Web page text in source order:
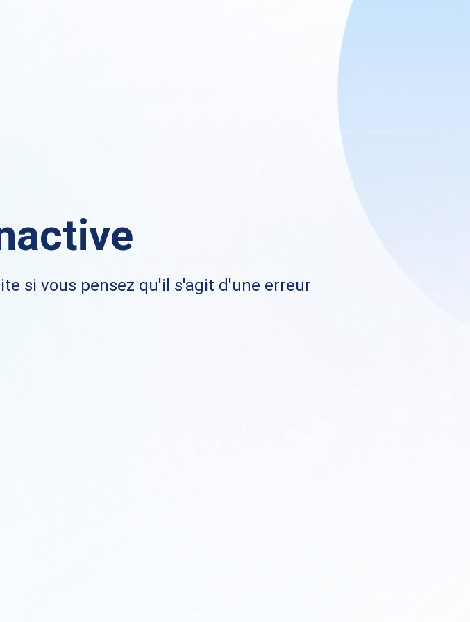
si vous pensez qu'il s'agit d'une erreur